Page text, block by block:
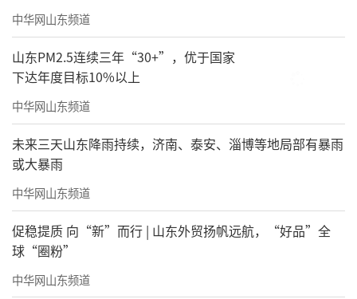
中华网山东频道
山东PM2.5连续三年“30+”，优于国家
下达年度目标10%以上
中华网山东频道
未来三天山东降雨持续，济南、泰安、淄博等地局部有暴雨
或大暴雨
中华网山东频道
促稳提质 向“新”而行 | 山东外贸扬帆远航，“好品”全
球“圈粉”
中华网山东频道